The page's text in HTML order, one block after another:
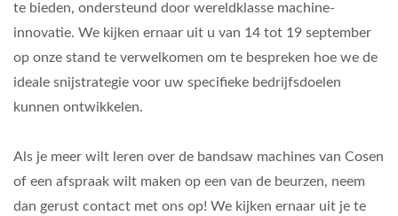
te bieden, ondersteund door wereldklasse machine-
innovatie. We kijken ernaar uit u van 14 tot 19 september
op onze stand te verwelkomen om te bespreken hoe we de
ideale snijstrategie voor uw specifieke bedrijfsdoelen
kunnen ontwikkelen.
Als je meer wilt leren over de bandsaw machines van Cosen
of een afspraak wilt maken op een van de beurzen, neem
dan gerust contact met ons op! We kijken ernaar uit je te